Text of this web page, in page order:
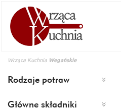
Wrząca Kuchnia Wegańskie
Rodzaje potraw
Główne składniki